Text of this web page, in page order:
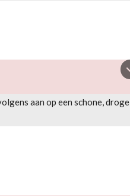
aan op een schone, droge